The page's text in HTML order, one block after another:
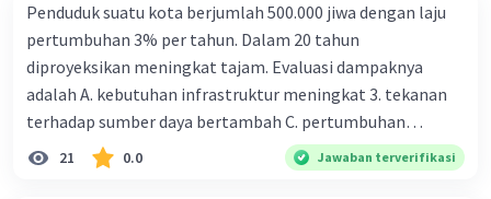
ceteris paribus maka .... a. Menimbulkan inflasi di mana
bentuk kurva jumlah uang beredar (penawaran uang) naik
dari kiri bawah ke kanan atas b. Menimbulkan deflasi di
mana bentuk kurva jumlah uang beredar (penawaran
uang) naik dari kiri bawah ke kanan atas c. Tingkat bunga
meningkat di mana bentuk kurva jumlah uang beredar
Penduduk suatu kota berjumlah 500.000 jiwa dengan laju
pertumbuhan 3% per tahun. Dalam 20 tahun
diproyeksikan meningkat tajam. Evaluasi dampaknya
adalah A. kebutuhan infrastruktur meningkat 3. tekanan
terhadap sumber daya bertambah C. pertumbuhan
eksponensial berdampak jangka panjang D. tidak
memengaruhi tata ruang E. proyeksi penduduk penting
21 0.0 Jawaban terverifikasi